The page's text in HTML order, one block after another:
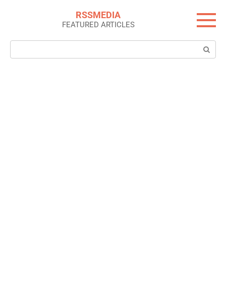
RSSMEDIA
FEATURED ARTICLES
Search: